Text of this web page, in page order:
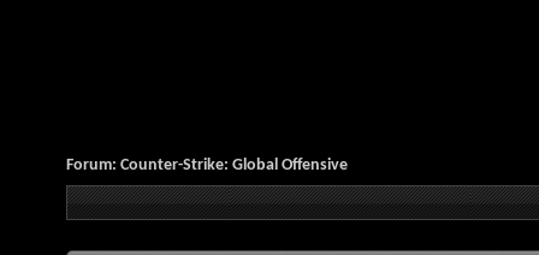
Forum: Counter-Strike: Global Offensive